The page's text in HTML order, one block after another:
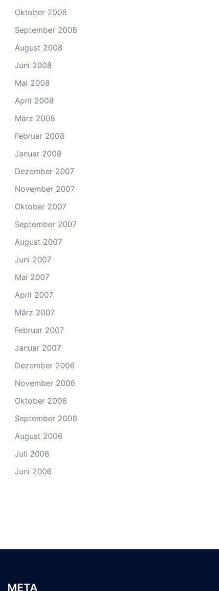
Oktober 2008
September 2008
August 2008
Juni 2008
Mai 2008
April 2008
März 2008
Februar 2008
Januar 2008
Dezember 2007
November 2007
Oktober 2007
September 2007
August 2007
Juni 2007
Mai 2007
April 2007
März 2007
Februar 2007
Januar 2007
Dezember 2006
November 2006
Oktober 2006
September 2006
August 2006
Juli 2006
Juni 2006
META